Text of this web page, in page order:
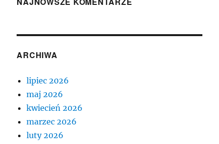
ARCHIWA
lipiec 2026
maj 2026
kwiecień 2026
marzec 2026
luty 2026